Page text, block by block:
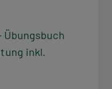
Übungsbuch
inkl.